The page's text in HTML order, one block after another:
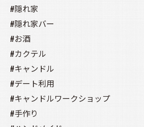
#隠れ家
#隠れ家バー
#お酒
#カクテル
#キャンドル
#デート利用
#キャンドルワークショップ
#手作り